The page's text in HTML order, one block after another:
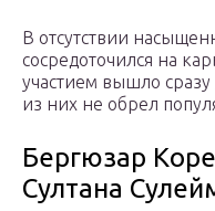
В отсутствии
сосредоточился на
участием вышло
из них не обрел
Бергюзар
Султана